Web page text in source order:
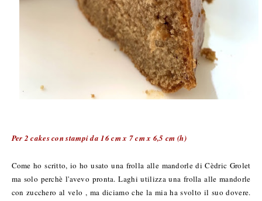
Per 2 cakes con stampi da 16 cm x 7 cm x 6,5 cm (h)
Come ho scritto, io ho usato una frolla alle mandorle di Cèdric Grolet
ma solo perchè l'avevo pronta. Laghi utilizza una frolla alle mandorle
con zucchero al velo , ma diciamo che la mia ha svolto il suo dovere.